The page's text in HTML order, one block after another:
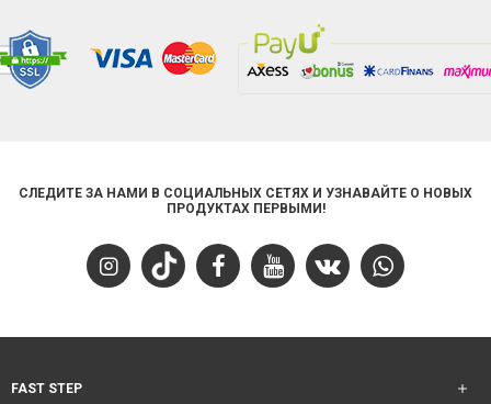
СЛЕДИТЕ ЗА НАМИ В СОЦИАЛЬНЫХ СЕТЯХ И УЗНАВАЙТЕ О НОВЫХ
ПРОДУКТАХ ПЕРВЫМИ!
FAST STEP